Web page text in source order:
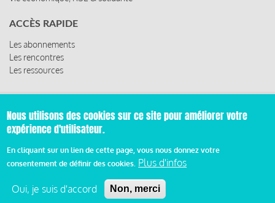
ACCÈS RAPIDE
Les abonnements
Les rencontres
Les ressources
© 2019 Miroir Social - Réalisé par Cafffeine
Pied
de
Mentions légales et condition générale d’utilisation et
d’abonnement
Nous utilisons des cookies sur ce site pour améliorer votre
expérience d'utilisateur.
En cliquant sur un lien de cette page, vous nous donnez votre
consentement de définir des cookies. Plus d'infos
Oui, je suis d'accord Non, merci